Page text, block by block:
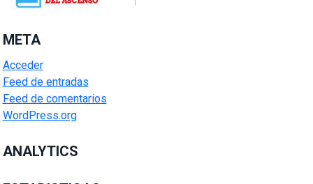
META
Acceder
Feed de entradas
Feed de comentarios
WordPress.org
ANALYTICS